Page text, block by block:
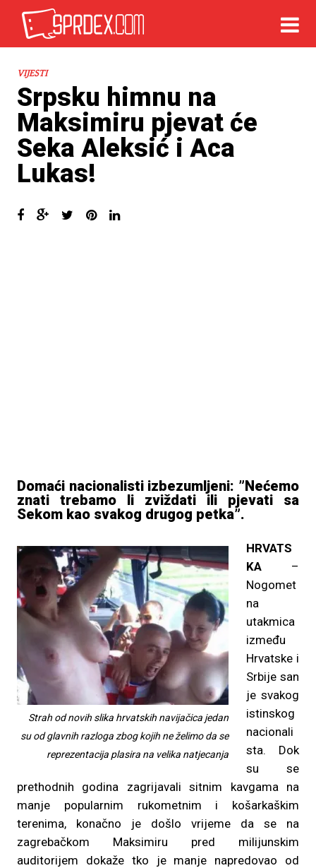
VIJESTI
Srpsku himnu na
Maksimiru pjevat će
Seka Aleksić i Aca
Lukas!
Domaći nacionalisti izbezumljeni: ”Nećemo
znati trebamo li zviždati ili pjevati sa
Sekom kao svakog drugog petka”.
Strah od novih slika hrvatskih navijačica jedan
su od glavnih razloga zbog kojih ne želimo da se
reprezentacija plasira na velika natjecanja
HRVATS
KA –
Nogomet
na
utakmica
između
Hrvatske i
Srbije san
je svakog
istinskog
nacionali
sta. Dok
su se
prethodnih godina zagrijavali sitnim kavgama na
manje popularnim rukometnim i košarkaškim
terenima, konačno je došlo vrijeme da se na
zagrebačkom Maksimiru pred milijunskim
auditorijem dokaže tko je manje napredovao od